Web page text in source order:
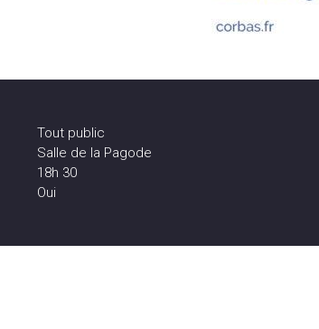
Tout public
Salle de la Pagode
18h 30
Oui